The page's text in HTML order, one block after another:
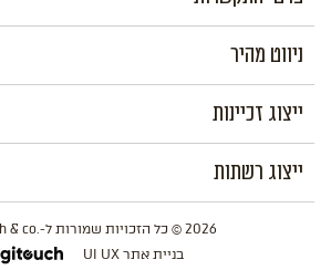
ניווט מהיר
ייצוג זכיינות
ייצוג רשתות
2026 © כל הזכויות שמורות ל-.Danhirsh & co
בניית אתר UI UX